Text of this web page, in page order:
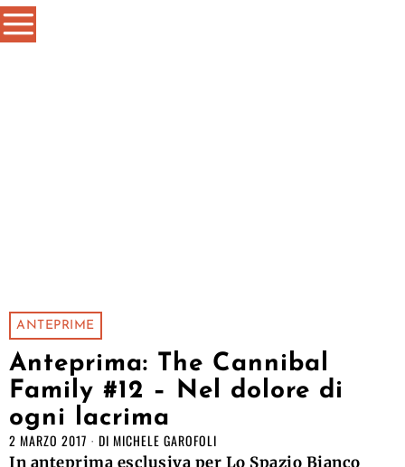
ANTEPRIME
Anteprima: The Cannibal
Family #12 – Nel dolore di
ogni lacrima
2 MARZO 2017 DI MICHELE GAROFOLI
In anteprima esclusiva per Lo Spazio Bianco